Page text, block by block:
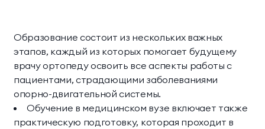
Образование состоит из нескольких важных
этапов, каждый из которых помогает будущему
врачу ортопеду освоить все аспекты работы с
пациентами, страдающими заболеваниями
опорно-двигательной системы.
Обучение в медицинском вузе включает также
практическую подготовку, которая проходит в